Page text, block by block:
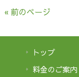
« 前のページ
トップ
料金のご案内